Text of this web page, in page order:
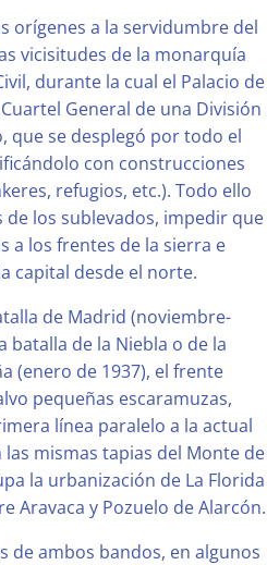
orígenes a la servidumbre del
vicisitudes de la monarquía
durante la cual el Palacio de
General de una División
que se desplegó por todo el
con construcciones
refugios, etc.). Todo ello
los sublevados, impedir que
a los frentes de la sierra e
capital desde el norte.
de Madrid (noviembre-
batalla de la Niebla o de la
(enero de 1937), el frente
pequeñas escaramuzas,
línea paralelo a la actual
mismas tapias del Monte de
la urbanización de La Florida
Aravaca y Pozuelo de Alarcón.
de ambos bandos, en algunos